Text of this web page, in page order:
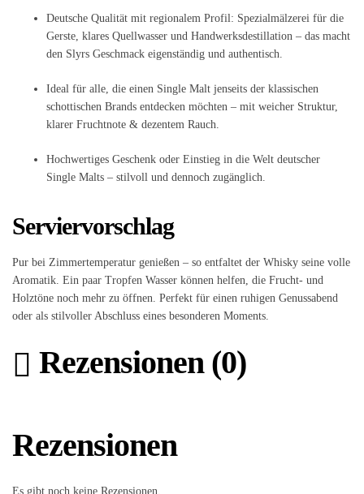
Deutsche Qualität mit regionalem Profil: Spezialmälzerei für die
Gerste, klares Quellwasser und Handwerksdestillation – das macht
den Slyrs Geschmack eigenständig und authentisch.
Ideal für alle, die einen Single Malt jenseits der klassischen
schottischen Brands entdecken möchten – mit weicher Struktur,
klarer Fruchtnote & dezentem Rauch.
Hochwertiges Geschenk oder Einstieg in die Welt deutscher
Single Malts – stilvoll und dennoch zugänglich.
Serviervorschlag
Pur bei Zimmertemperatur genießen – so entfaltet der Whisky seine volle
Aromatik. Ein paar Tropfen Wasser können helfen, die Frucht‑ und
Holztöne noch mehr zu öffnen. Perfekt für einen ruhigen Genussabend
oder als stilvoller Abschluss eines besonderen Moments.
Rezensionen (0)
Rezensionen
Es gibt noch keine Rezensionen.